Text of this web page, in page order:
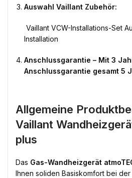
Auswahl Vaillant Zubehör:
 Vaillant VCW-Installations-Set
Installation
Anschlussgarantie – Mit 3
Anschlussgarantie gesamt 5
Allgemeine
Vaillant
plus
Das Gas-Wandheizgerät
Ihnen soliden Basiskomfort bei